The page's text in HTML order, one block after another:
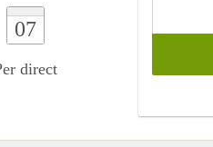
07
direct